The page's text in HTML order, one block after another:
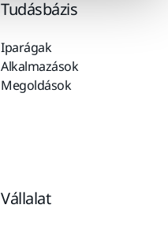
Tudásbázis
Iparágak
Alkalmazások
Megoldások
Vállalat